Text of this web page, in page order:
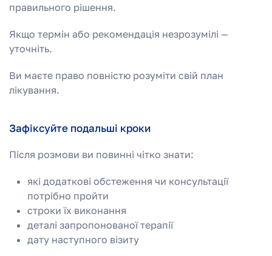
правильного рішення.
Якщо термін або рекомендація незрозумілі —
уточніть.
Ви маєте право повністю розуміти свій план
лікування.
Зафіксуйте подальші кроки
Після розмови ви повинні чітко знати:
які додаткові обстеження чи консультації
потрібно пройти
строки їх виконання
деталі запропонованої терапії
дату наступного візиту